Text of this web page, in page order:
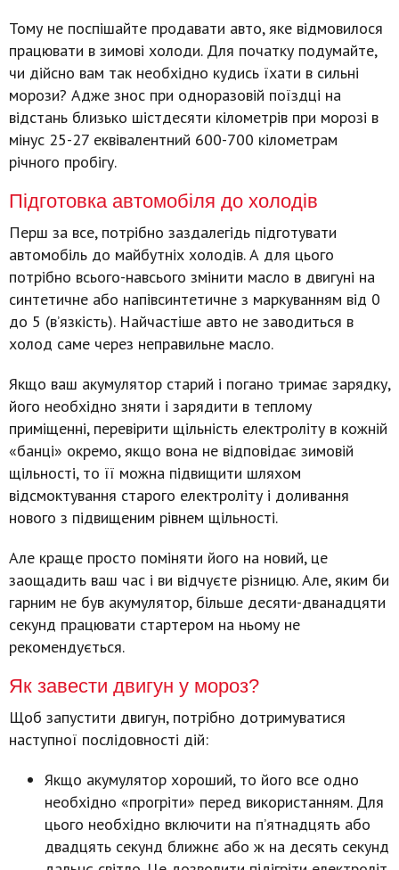
Тому не поспішайте продавати авто, яке відмовилося
працювати в зимові холоди. Для початку подумайте,
чи дійсно вам так необхідно кудись їхати в сильні
морози? Адже знос при одноразовій поїздці на
відстань близько шістдесяти кілометрів при морозі в
мінус 25-27 еквівалентний 600-700 кілометрам
річного пробігу.
Підготовка автомобіля до холодів
Перш за все, потрібно заздалегідь підготувати
автомобіль до майбутніх холодів. А для цього
потрібно всього-навсього змінити масло в двигуні на
синтетичне або напівсинтетичне з маркуванням від 0
до 5 (в’язкість). Найчастіше авто не заводиться в
холод саме через неправильне масло.
Якщо ваш акумулятор старий і погано тримає зарядку,
його необхідно зняти і зарядити в теплому
приміщенні, перевірити щільність електроліту в кожній
«банці» окремо, якщо вона не відповідає зимовій
щільності, то її можна підвищити шляхом
відсмоктування старого електроліту і доливання
нового з підвищеним рівнем щільності.
Але краще просто поміняти його на новий, це
заощадить ваш час і ви відчуєте різницю. Але, яким би
гарним не був акумулятор, більше десяти-дванадцяти
секунд працювати стартером на ньому не
рекомендується.
Як завести двигун у мороз?
Щоб запустити двигун, потрібно дотримуватися
наступної послідовності дій:
Якщо акумулятор хороший, то його все одно
необхідно «прогріти» перед використанням. Для
цього необхідно включити на п’ятнадцять або
двадцять секунд ближнє або ж на десять секунд